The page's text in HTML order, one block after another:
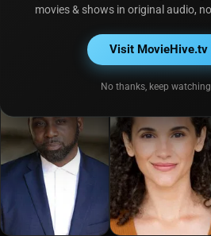
movies & shows in original audio,
Visit
No thanks, keep